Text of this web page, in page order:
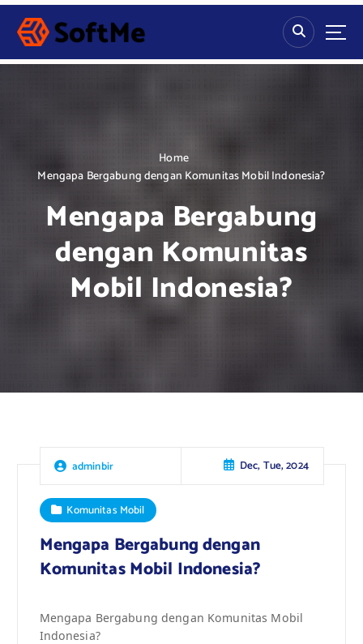
S
p
Home
Mengapa Bergabung dengan Komunitas Mobil Indonesia?
Mengapa Bergabung
dengan Komunitas
Mobil Indonesia?
adminbir Dec, Tue, 2024
Komunitas Mobil
Mengapa Bergabung dengan
Komunitas Mobil Indonesia?
Mengapa Bergabung dengan Komunitas Mobil
Indonesia?